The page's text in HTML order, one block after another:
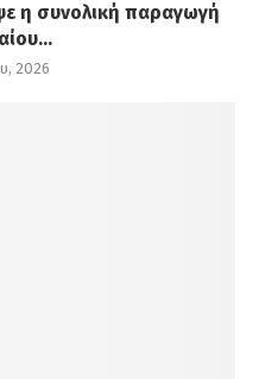
η συνολική παραγωγή
2026